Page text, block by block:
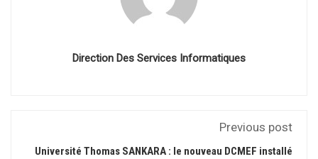
Direction Des Services Informatiques
Previous post
Université Thomas SANKARA : le nouveau DCMEF installé